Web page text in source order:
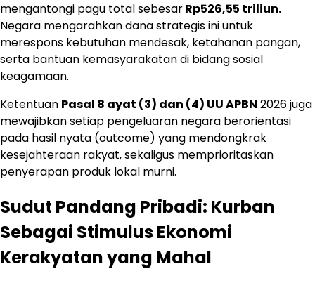
mengantongi pagu total sebesarRp526,55 triliun.
Negara mengarahkan dana strategis ini untuk
merespons kebutuhan mendesak, ketahanan pangan,
serta bantuan kemasyarakatan di bidang sosial
keagamaan.
Ketentuan Pasal 8 ayat (3) dan (4) UU APBN 2026 juga
mewajibkan setiap pengeluaran negara berorientasi
pada hasil nyata (outcome) yang mendongkrak
kesejahteraan rakyat, sekaligus memprioritaskan
penyerapan produk lokal murni.
Sudut Pandang Pribadi: Kurban
Sebagai Stimulus Ekonomi
Kerakyatan yang Mahal